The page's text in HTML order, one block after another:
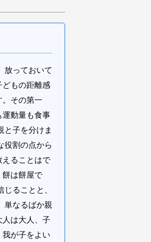
放っておいて
どもの距離感
その第一
運動量も食事
と子を分けま
役割の点から
えることはで
餅は餅屋で
ることと、
単なるばか親
は大人、子
が子をよい